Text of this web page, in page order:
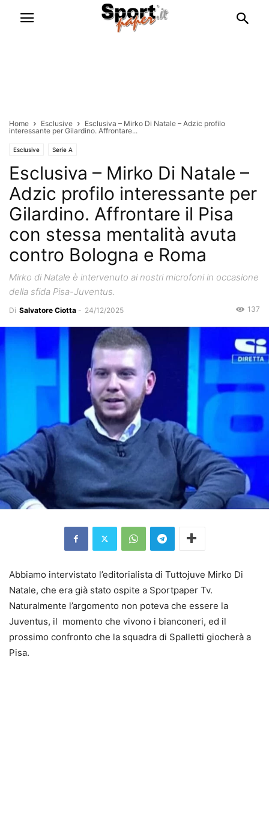
Home Esclusive
Esclusiva – Mirko Di Natale – Adzic profilo
interessante per Gilardino. Affrontare...
Esclusive Serie A
Esclusiva – Mirko Di Natale –
Adzic profilo interessante per
Gilardino. Affrontare il Pisa
con stessa mentalità avuta
contro Bologna e Roma
Mirko di Natale è intervenuto ai nostri microfoni in occasione
della sfida Pisa-Juventus.
Di Salvatore Ciotta - 24/12/2025 137
Abbiamo intervistato l’editorialista di Tuttojuve Mirko Di
Natale, che era già stato ospite a Sportpaper Tv.
Naturalmente l’argomento non poteva che essere la
Juventus, il momento che vivono i bianconeri, ed il
prossimo confronto che la squadra di Spalletti giocherà a
Pisa.